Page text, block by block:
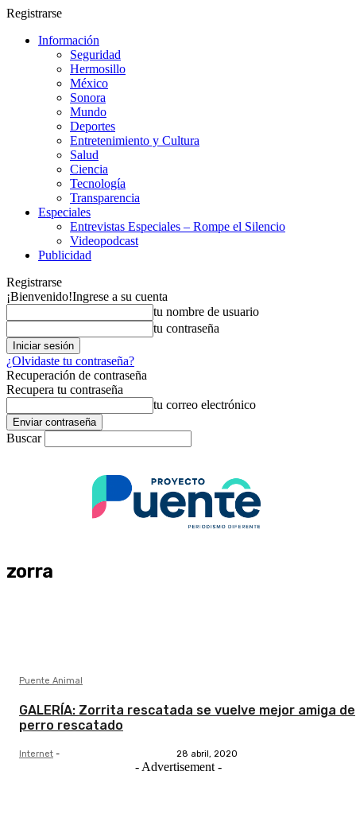
Registrarse
Información
Seguridad
Hermosillo
México
Sonora
Mundo
Deportes
Entretenimiento y Cultura
Salud
Ciencia
Tecnología
Transparencia
Especiales
Entrevistas Especiales – Rompe el Silencio
Videopodcast
Publicidad
Registrarse
¡Bienvenido!Ingrese a su cuenta
tu nombre de usuario
tu contraseña
¿Olvidaste tu contraseña?
Recuperación de contraseña
Recupera tu contraseña
tu correo electrónico
Buscar
zorra
Puente Animal
GALERÍA: Zorrita rescatada se vuelve mejor amiga de
perro rescatado
Internet - 28 abril, 2020
- Advertisement -